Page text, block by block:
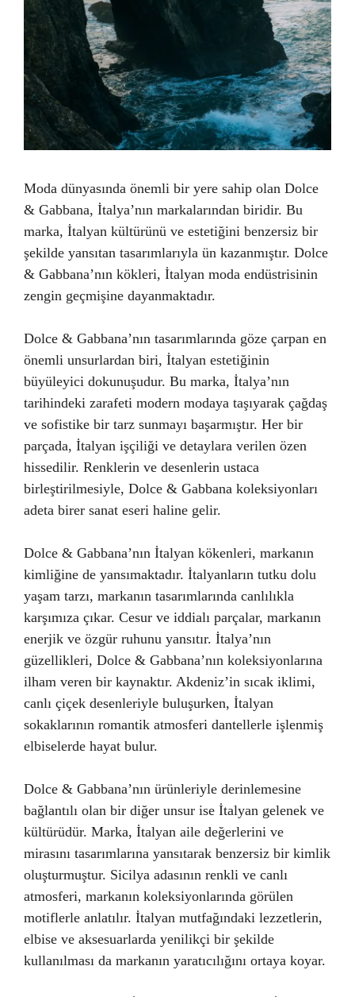
Moda dünyasında önemli bir yere sahip olan Dolce
& Gabbana, İtalya’nın markalarından biridir. Bu
marka, İtalyan kültürünü ve estetiğini benzersiz bir
şekilde yansıtan tasarımlarıyla ün kazanmıştır. Dolce
& Gabbana’nın kökleri, İtalyan moda endüstrisinin
zengin geçmişine dayanmaktadır.
Dolce & Gabbana’nın tasarımlarında göze çarpan en
önemli unsurlardan biri, İtalyan estetiğinin
büyüleyici dokunuşudur. Bu marka, İtalya’nın
tarihindeki zarafeti modern modaya taşıyarak çağdaş
ve sofistike bir tarz sunmayı başarmıştır. Her bir
parçada, İtalyan işçiliği ve detaylara verilen özen
hissedilir. Renklerin ve desenlerin ustaca
birleştirilmesiyle, Dolce & Gabbana koleksiyonları
adeta birer sanat eseri haline gelir.
Dolce & Gabbana’nın İtalyan kökenleri, markanın
kimliğine de yansımaktadır. İtalyanların tutku dolu
yaşam tarzı, markanın tasarımlarında canlılıkla
karşımıza çıkar. Cesur ve iddialı parçalar, markanın
enerjik ve özgür ruhunu yansıtır. İtalya’nın
güzellikleri, Dolce & Gabbana’nın koleksiyonlarına
ilham veren bir kaynaktır. Akdeniz’in sıcak iklimi,
canlı çiçek desenleriyle buluşurken, İtalyan
sokaklarının romantik atmosferi dantellerle işlenmiş
elbiselerde hayat bulur.
Dolce & Gabbana’nın ürünleriyle derinlemesine
bağlantılı olan bir diğer unsur ise İtalyan gelenek ve
kültürüdür. Marka, İtalyan aile değerlerini ve
mirasını tasarımlarına yansıtarak benzersiz bir kimlik
oluşturmuştur. Sicilya adasının renkli ve canlı
atmosferi, markanın koleksiyonlarında görülen
motiflerle anlatılır. İtalyan mutfağındaki lezzetlerin,
elbise ve aksesuarlarda yenilikçi bir şekilde
kullanılması da markanın yaratıcılığını ortaya koyar.